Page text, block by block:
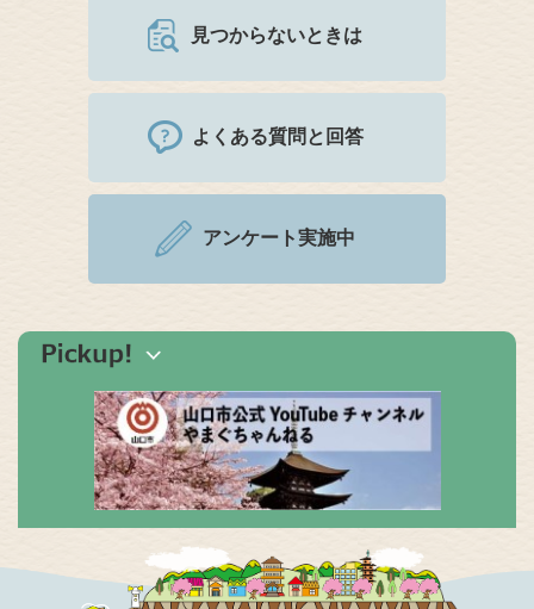
見つからないときは
よくある質問と回答
アンケート実施中